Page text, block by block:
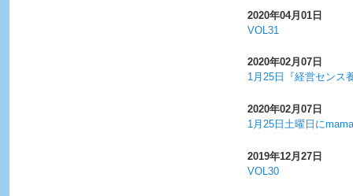
2020年04月01日
VOL31
2020年02月07日
1月25日『経営センス
2020年02月07日
1月25日土曜日に
2019年12月27日
VOL30